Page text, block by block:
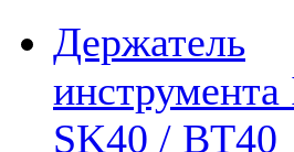
Держатель
SK40 / BT40